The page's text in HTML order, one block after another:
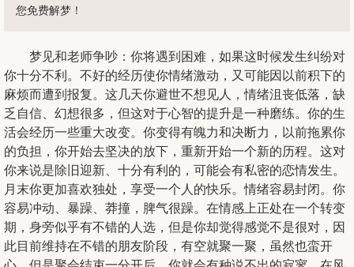
您免费解梦！
梦见和老师争吵：你将遇到困难，如果这时候发生纠纷对
你十分不利。不好的经历使你情绪激动，又可能因以前积下的
麻烦而遭到报复。这几天你避世不想见人，情绪沮丧低落，缺
乏自信、幻想很多，但这对于心智的提升是一种磨练。你的生
活会经历一些重大改变。你变得有魄力和决断力，以前拖累你
的负担，你开始去坚决的放下，重新开始一个新的历程。这对
你来说是除旧迎新、十分有利的，可能会有私密的恋情发生。
月末你更加喜欢独处，享受一个人的快乐。情绪容易封闭。你
容易冲动、暴躁、莽撞，脾气很躁。在情感上正处在一个转变
期，身旁似乎有不错的人选，但是你却觉得感觉不是很对，因
此目前维持在不错的朋友阶段，有空就聚一聚，虽然也蛮开